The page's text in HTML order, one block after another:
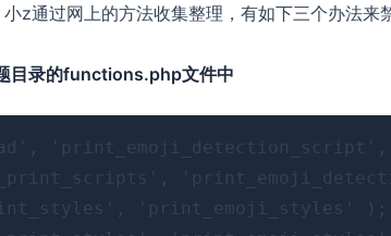
z通过网上的方法收集整理，有如下三个办法来
目录的functions.php文件中
'print_emoji_styles' );